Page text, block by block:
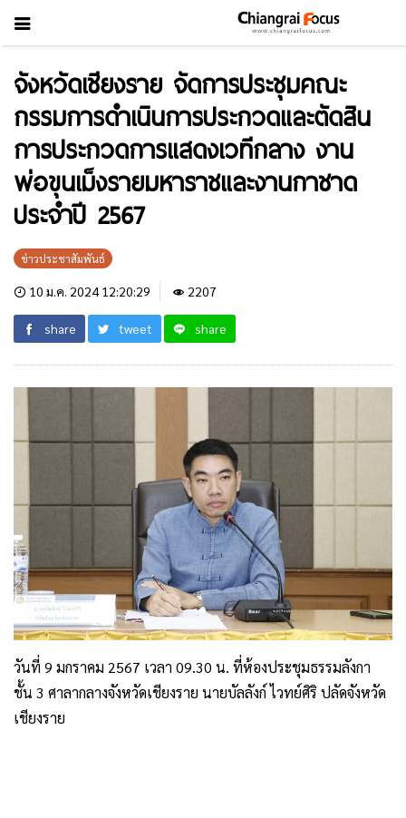
จังหวัดเชียงราย จัดการประชุมคณะ
กรรมการดำเนินการประกวดและตัดสิน
การประกวดการแสดงเวทีกลาง งาน
พ่อขุนเม็งรายมหาราชและงานกาชาด
ประจำปี 2567
ข่าวประชาสัมพันธ์
10 ม.ค. 2024 12:20:29 2207
share tweet share
วันที่ 9 มกราคม 2567 เวลา 09.30 น. ที่ห้องประชุมธรรมลังกา
ชั้น 3 ศาลากลางจังหวัดเชียงราย นายบัลลังก์ ไวทย์ศิริ ปลัดจังหวัด
เชียงราย